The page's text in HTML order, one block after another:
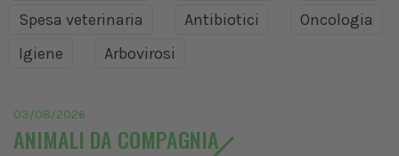
Spesa veterinaria
Antibiotici
Oncologia
Igiene
Arbovirosi
03/08/2026
ANIMALI DA COMPAGNIA